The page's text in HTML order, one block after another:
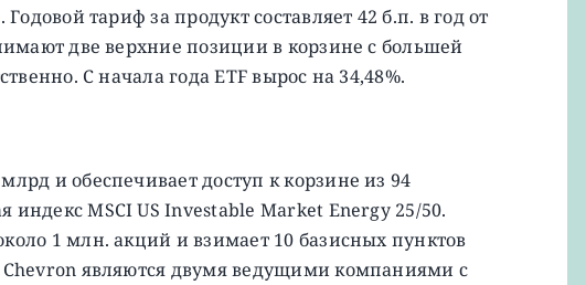
тариф за продукт составляет 42 б.п. в год от
две верхние позиции в корзине с большей
C начала года ETF вырос на 34,48%.
и обеспечивает доступ к корзине из 94
MSCI US Investable Market Energy 25/50.
1 млн. акций и взимает 10 базисных пунктов
являются двумя ведущими компаниями с